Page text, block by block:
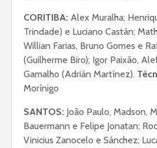
CORITIBA: Alex Muralha;
Trindade) e Luciano Castán;
Willian Farias, Bruno Gomes e
(Guilherme Biro); Igor Paixão,
Gamalho (Adrián Martínez).
Morínigo
SANTOS: João Paulo, Madson,
Bauermann e Felipe Jonatan;
Vinicius Zanocelo e Sánchez;